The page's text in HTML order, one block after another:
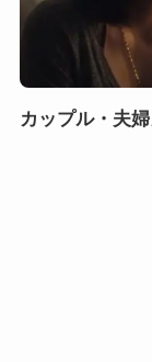
カップル・夫